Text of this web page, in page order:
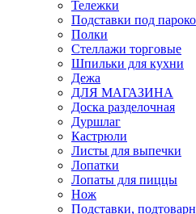
Тележки
Подставки под
Полки
Стеллажи торговые
Шпильки для кухни
Дежа
ДЛЯ МАГАЗИНА
Доска разделочная
Дуршлаг
Кастрюли
Листы для выпечки
Лопатки
Лопаты для пиццы
Нож
Подставки,